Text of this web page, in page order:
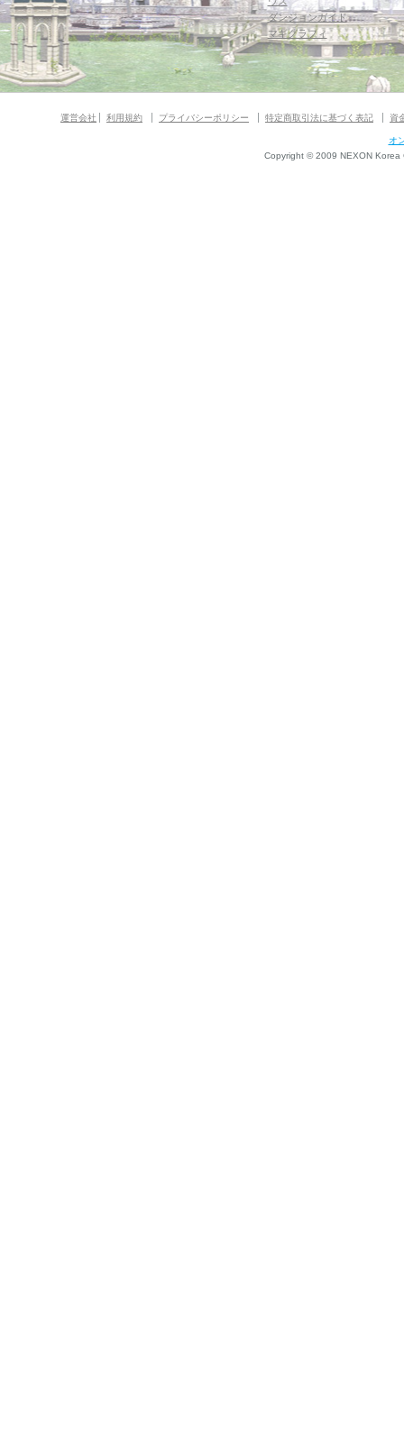
ダンジョンガイド
マギグラフィ
運営会社 利用規約 プライバシーポリシー 特定商取引法に基づく表記 資
オ
Copyright © 2009 NEXON Korea